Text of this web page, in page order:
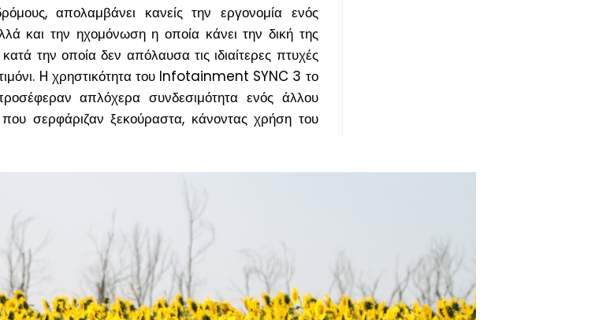
απολαμβάνει κανείς την εργονομία ενός
και την ηχομόνωση η οποία κάνει την δική της
την οποία δεν απόλαυσα τις ιδιαίτερες πτυχές
H χρηστικότητα του Infotainment SYNC 3 το
απλόχερα συνδεσιμότητα ενός άλλου
σερφάριζαν ξεκούραστα, κάνοντας χρήση του